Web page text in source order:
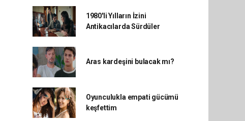
1980'li Yılların İzini
Antikacılarda Sürdüler
Aras kardeşini bulacak mı?
Oyunculukla empati gücümü
keşfettim